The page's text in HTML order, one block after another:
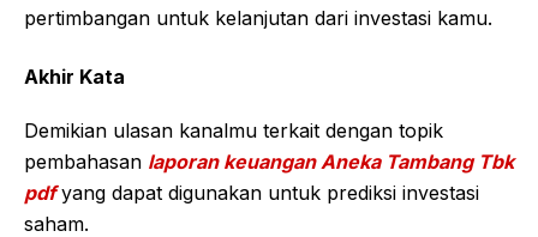
pertimbangan untuk kelanjutan dari investasi kamu.
Akhir Kata
Demikian ulasan kanalmu terkait dengan topik
pembahasan laporan keuangan Aneka Tambang Tbk
pdfyang dapat digunakan untuk prediksi investasi
saham.